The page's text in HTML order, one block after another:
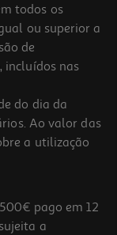
todos os
ou superior a
de
incluídos nas
do dia da
Ao valor das
a utilização
pago em 12
a